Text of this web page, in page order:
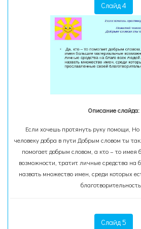
Слайд 4
Описание слайда:
Если хочешь протянуть руку помощи,
человеку добра в пути Добрым словом ты
помогает добрым словом, а кто – то
возможности, тратит личные средства на
назвать множество имен, среди которых
Слайд 5